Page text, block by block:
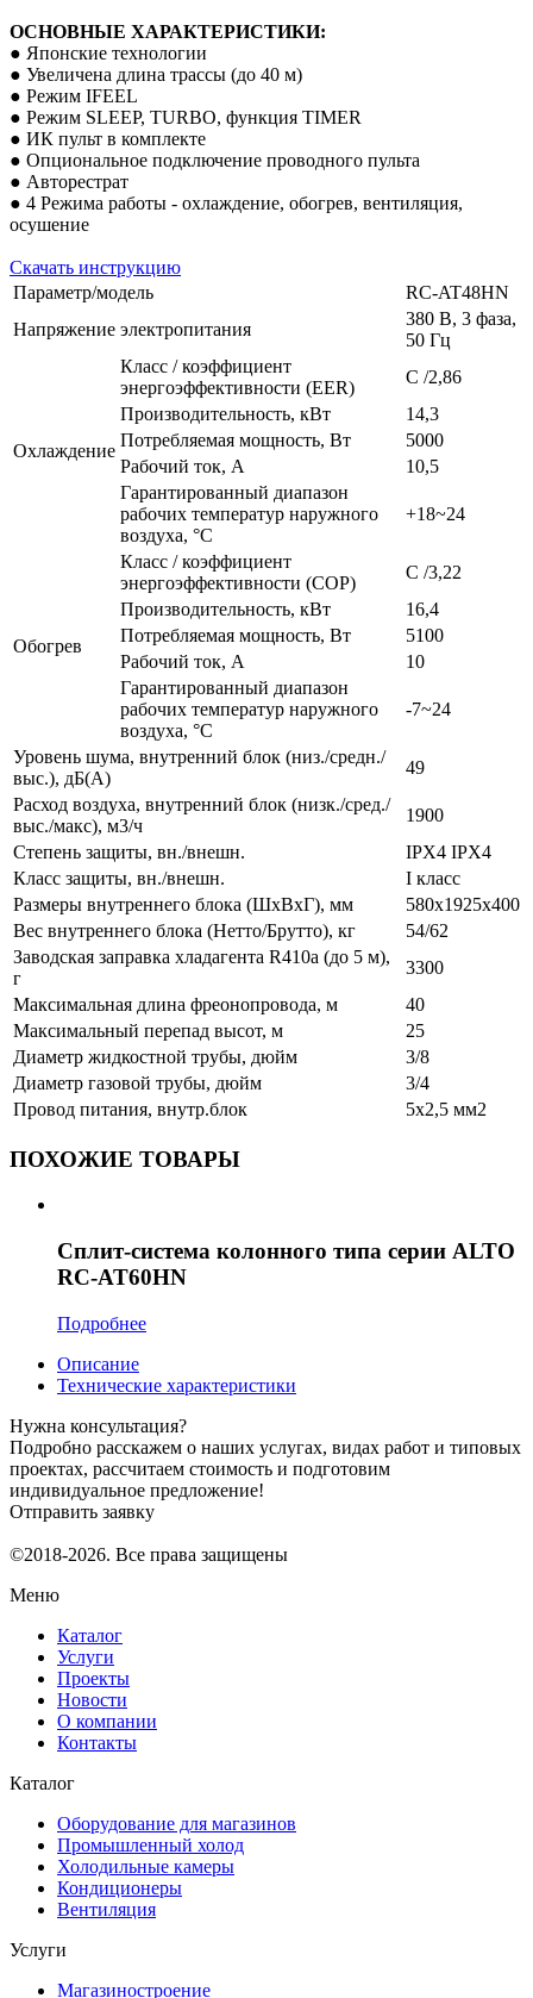
ОСНОВНЫЕ ХАРАКТЕРИСТИКИ:
● Японские технологии
● Увеличена длина трассы (до 40 м)
● Режим IFEEL
● Режим SLEEP, TURBO, функция TIMER
● ИК пульт в комплекте
● Опциональное подключение проводного пульта
● Авторестрат
● 4 Режима работы - охлаждение, обогрев, вентиляция,
осушение
Скачать инструкцию
Параметр/модель
RC-AT48HN
Напряжение электропитания
380 В, 3 фаза,
50 Гц
Охлаждение
Класс / коэффициент
энергоэффективности (EER)
С /2,86
Производительность, кВт
14,3
Потребляемая мощность, Вт
5000
Рабочий ток, А
10,5
Гарантированный диапазон
рабочих температур наружного
воздуха, °С
+18~24
Обогрев
Класс / коэффициент
энергоэффективности (COP)
С /3,22
Производительность, кВт
16,4
Потребляемая мощность, Вт
5100
Рабочий ток, А
10
Гарантированный диапазон
рабочих температур наружного
воздуха, °С
-7~24
Уровень шума, внутренний блок (низ./средн./
выс.), дБ(А)
49
Расход воздуха, внутренний блок (низк./сред./
выс./макс), м3/ч
1900
Степень защиты, вн./внешн.
IPX4 IPX4
Класс защиты, вн./внешн.
I класс
Размеры внутреннего блока (ШхВхГ), мм
580x1925x400
Вес внутреннего блока (Нетто/Брутто), кг
54/62
Заводская заправка хладагента R410a (до 5 м),
г
3300
Максимальная длина фреонопровода, м
40
Максимальный перепад высот, м
25
Диаметр жидкостной трубы, дюйм
3/8
Диаметр газовой трубы, дюйм
3/4
Провод питания, внутр.блок
5x2,5 мм2
ПОХОЖИЕ ТОВАРЫ
Сплит-система колонного типа серии ALTO
RC-AT60HN
Подробнее
Описание
Технические характеристики
Нужна консультация?
Подробно расскажем о наших услугах, видах работ и типовых
проектах, рассчитаем стоимость и подготовим
индивидуальное предложение!
Отправить заявку
©2018-2026. Все права защищены
Меню
Каталог
Услуги
Проекты
Новости
О компании
Контакты
Каталог
Оборудование для магазинов
Промышленный холод
Холодильные камеры
Кондиционеры
Вентиляция
Услуги
Магазиностроение